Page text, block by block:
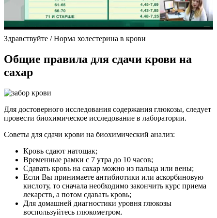
Здравствуйте / Норма холестерина в крови
Общие правила для сдачи крови на
сахар
Для достоверного исследования содержания глюкозы, следует
провести биохимическое исследование в лаборатории.
Советы для сдачи крови на биохимический анализ:
Кровь сдают натощак;
Временные рамки с 7 утра до 10 часов;
Сдавать кровь на сахар можно из пальца или вены;
Если Вы принимаете антибиотики или аскорбиновую
кислоту, то сначала необходимо закончить курс приема
лекарств, а потом сдавать кровь;
Для домашней диагностики уровня глюкозы
воспользуйтесь глюкометром.